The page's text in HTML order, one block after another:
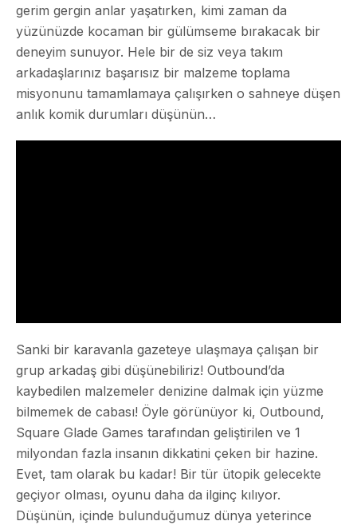
gerim gergin anlar yaşatırken, kimi zaman da
yüzünüzde kocaman bir gülümseme bırakacak bir
deneyim sunuyor. Hele bir de siz veya takım
arkadaşlarınız başarısız bir malzeme toplama
misyonunu tamamlamaya çalışırken o sahneye düşen
anlık komik durumları düşünün…
Sanki bir karavanla gazeteye ulaşmaya çalışan bir
grup arkadaş gibi düşünebiliriz! Outbound’da
kaybedilen malzemeler denizine dalmak için yüzme
bilmemek de cabası! Öyle görünüyor ki, Outbound,
Square Glade Games tarafından geliştirilen ve 1
milyondan fazla insanın dikkatini çeken bir hazine.
Evet, tam olarak bu kadar! Bir tür ütopik gelecekte
geçiyor olması, oyunu daha da ilginç kılıyor.
Düşünün, içinde bulunduğumuz dünya yeterince